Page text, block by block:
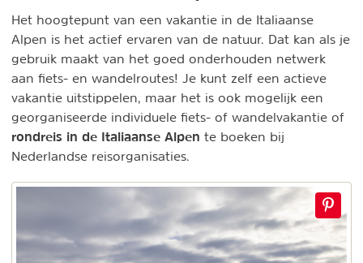
Het hoogtepunt van een vakantie in de Italiaanse
Alpen is het actief ervaren van de natuur. Dat kan als je
gebruik maakt van het goed onderhouden netwerk
aan fiets- en wandelroutes! Je kunt zelf een actieve
vakantie uitstippelen, maar het is ook mogelijk een
georganiseerde individuele fiets- of wandelvakantie of
rondreis in de Italiaanse Alpen te boeken bij
Nederlandse reisorganisaties.